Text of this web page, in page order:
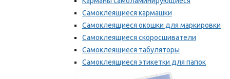
Самоклеящиеся кармашки
Самоклеящиеся окошки для маркировки
Самоклеящиеся скоросшиватели
Самоклеящиеся табуляторы
Самоклеящиеся этикетки для папок
Таблички для маркировки